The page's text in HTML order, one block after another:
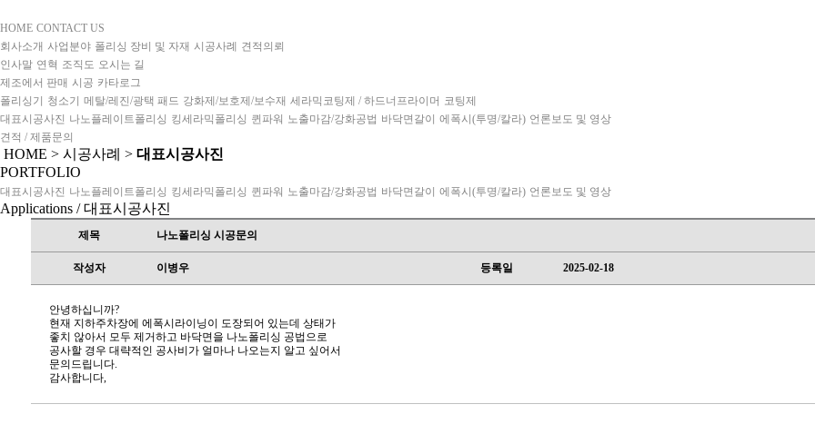
HOME CONTACT US
회사소개 사업분야 폴리싱 장비 및 자재 시공사례
견적의뢰
인사말 연혁 조직도 오시는 길
제조에서 판매 시공 카타로그
폴리싱기
청소기 메탈/레진/광택 패드 강화제/보호제/보수재 세라믹코팅제 / 하드너프라이머 코팅제
대표시공사진 나노플레이트폴리싱 킹세라믹폴리싱 퀸파워 노출마감/강화공법 바닥면갈이 에폭시(투명/칼라) 언론보도 및 영상
견적 / 제품문의
HOME > 시공사례 > 대표시공사진
PORTFOLIO
대표시공사진 나노플레이트폴리싱 킹세라믹폴리싱 퀸파워 노출마감/강화공법 바닥면갈이 에폭시(투명/칼라) 언론보도 및 영상
Applications / 대표시공사진
제목 나노폴리싱 시공문의
작성자 이병우 등록일 2025-02-18
안녕하십니까?
현재 지하주차장에 에폭시라이닝이 도장되어 있는데 상태가
좋치 않아서 모두 제거하고 바닥면을 나노폴리싱 공법으로
공사할 경우 대략적인 공사비가 얼마나 나오는지 알고 싶어서
문의드립니다.
감사합니다,